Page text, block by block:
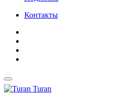
Контакты
Turan